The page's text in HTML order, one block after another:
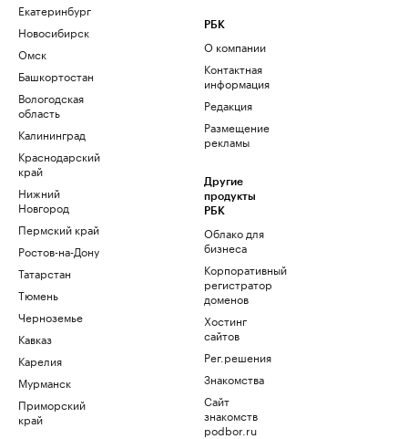
Екатеринбург
Новосибирск
Омск
Башкортостан
Вологодская
область
Калининград
Краснодарский
край
Нижний
Новгород
Пермский край
Ростов-на-Дону
Татарстан
Тюмень
Черноземье
Кавказ
Карелия
Мурманск
Приморский
край
РБК
О компании
Контактная
информация
Редакция
Размещение
рекламы
Другие
продукты
РБК
Облако для
бизнеса
Корпоративный
регистратор
доменов
Хостинг
сайтов
Рег.решения
Знакомства
Сайт
знакомств
podbor.ru